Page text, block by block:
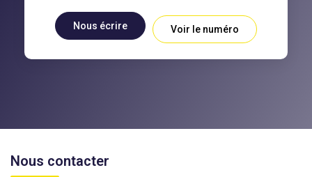
Nous écrire Voir le numéro
Nous contacter